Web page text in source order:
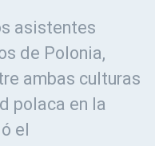
asistentes
de Polonia,
ambas culturas
polaca en la
el